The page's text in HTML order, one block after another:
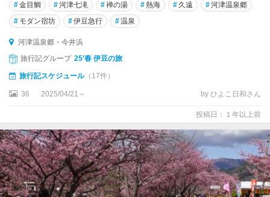
#金目鯛 #河津七滝 #禅の湯 #熱海 # 久遠 #河津温泉郷
# モダン宿坊 #伊豆急行 #温泉
河津温泉郷・今井浜
旅行記グループ 25’春 伊豆の旅
旅行記スケジュール（17件）
36 2025/04/21～ by ひよこ日和さん
投稿日：１年以上前